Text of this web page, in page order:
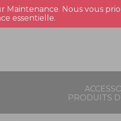
Maintenance. Nous vous
essentielle.
PRODUITS